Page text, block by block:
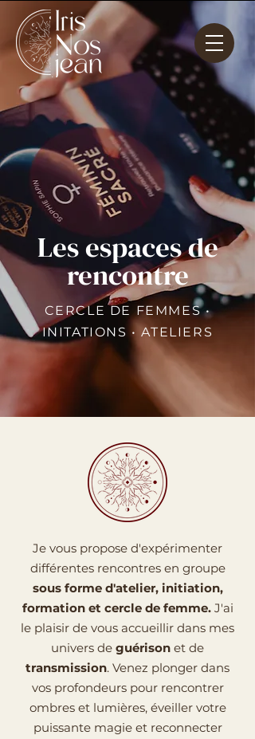
Les espaces de
rencontre
CERCLE DE FEMMES •
INITATIONS • ATELIERS
Je vous propose d'expérimenter
différentes rencontres en groupe
sous forme d'atelier, initiation,
formation et cercle de femme. J'ai
le plaisir de vous accueillir dans mes
univers de guérison et de
transmission. Venez plonger dans
vos profondeurs pour rencontrer
ombres et lumières, éveiller votre
puissante magie et reconnecter